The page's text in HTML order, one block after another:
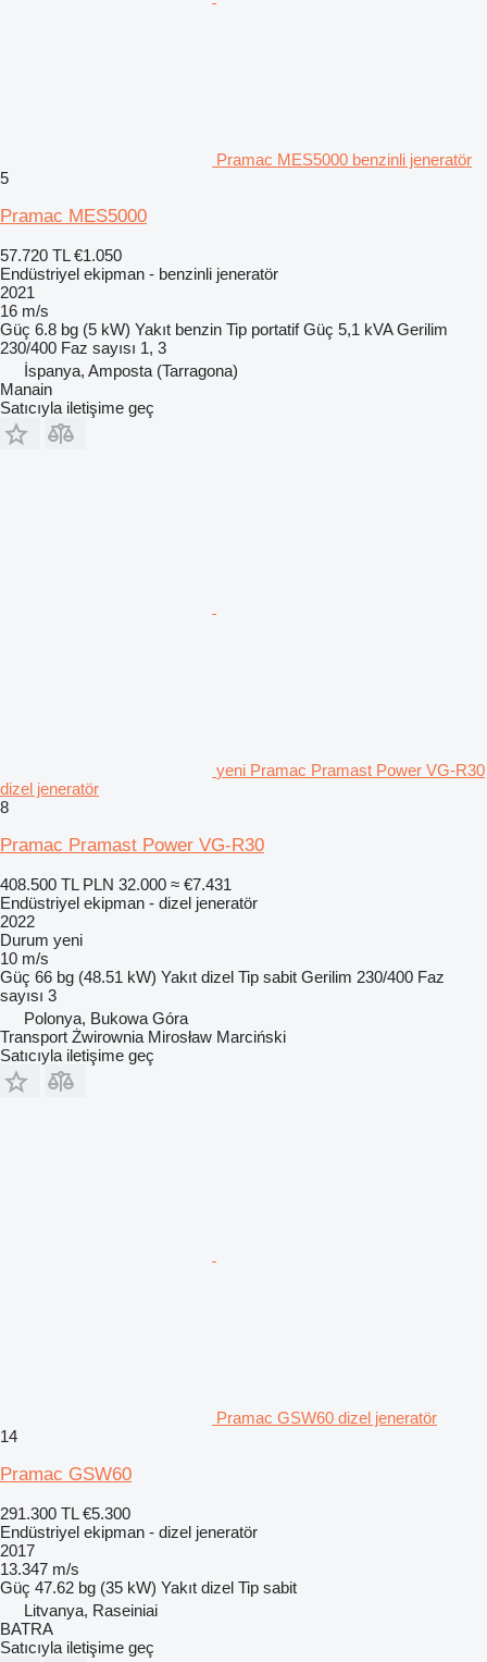
Pramac MES5000 benzinli jeneratör
5
Pramac MES5000
57.720 TL €1.050
Endüstriyel ekipman - benzinli jeneratör
2021
16 m/s
Güç 6.8 bg (5 kW) Yakıt benzin Tip portatif Güç 5,1 kVA Gerilim
230/400 Faz sayısı 1, 3
İspanya, Amposta (Tarragona)
Manain
Satıcıyla iletişime geç
yeni Pramac Pramast Power VG-R30
dizel jeneratör
8
Pramac Pramast Power VG-R30
408.500 TL PLN 32.000 ≈ €7.431
Endüstriyel ekipman - dizel jeneratör
2022
Durum yeni
10 m/s
Güç 66 bg (48.51 kW) Yakıt dizel Tip sabit Gerilim 230/400 Faz
sayısı 3
Polonya, Bukowa Góra
Transport Żwirownia Mirosław Marciński
Satıcıyla iletişime geç
Pramac GSW60 dizel jeneratör
14
Pramac GSW60
291.300 TL €5.300
Endüstriyel ekipman - dizel jeneratör
2017
13.347 m/s
Güç 47.62 bg (35 kW) Yakıt dizel Tip sabit
Litvanya, Raseiniai
BATRA
Satıcıyla iletişime geç